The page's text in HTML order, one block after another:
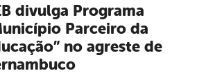
divulga Programa
Parceiro da
no agreste de